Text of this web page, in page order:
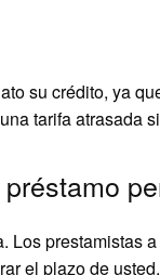
su crédito, ya
tarifa atrasada
prestamistas
el plazo de